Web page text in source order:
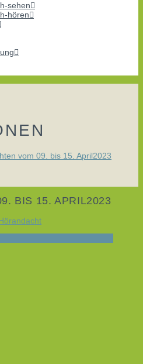
sehen
hören
vom 09. bis 15. April2023
BIS 15. APRIL2023